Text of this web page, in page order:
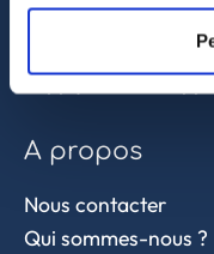
Sourcing et achat
Supply chain et
A propos
Nous contacter
Qui sommes-nous ?